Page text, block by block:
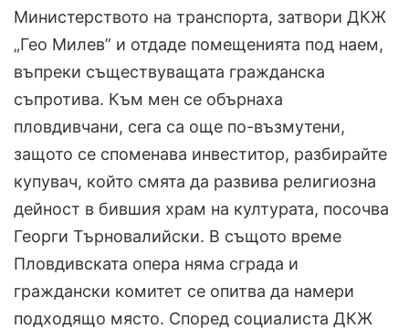
Министерството на транспорта, затвори ДКЖ
„Гео Милев” и отдаде помещенията под наем,
въпреки съществуващата гражданска
съпротива. Към мен се обърнаха
пловдивчани, сега са още по-възмутени,
защото се споменава инвеститор, разбирайте
купувач, който смята да развива религиозна
дейност в бившия храм на културата, посочва
Георги Търновалийски. В същото време
Пловдивската опера няма сграда и
граждански комитет се опитва да намери
подходящо място. Според социалиста ДКЖ